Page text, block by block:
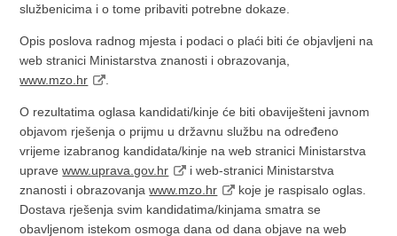
službenicima i o tome pribaviti potrebne dokaze.
Opis poslova radnog mjesta i podaci o plaći biti će objavljeni na
web stranici Ministarstva znanosti i obrazovanja,
www.mzo.hr
O rezultatima oglasa kandidati/kinje će biti obaviješteni javnom
objavom rješenja o prijmu u državnu službu na određeno
vrijeme izabranog kandidata/kinje na web stranici Ministarstva
upravewww.uprava.gov.hr
i web-stranici Ministarstva
znanosti i obrazovanjawww.mzo.hr
koje je raspisalo oglas.
Dostava rješenja svim kandidatima/kinjama smatra se
obavljenom istekom osmoga dana od dana objave na web